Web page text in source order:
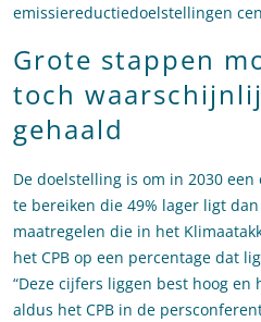
emissiereductiedoelstellingen
Grote stappen
toch
gehaald
De doelstelling is om in 2030
te bereiken die 49% lager ligt
maatregelen die in het
het CPB op een percentage dat
“Deze cijfers liggen best hoog en
aldus het CPB in de